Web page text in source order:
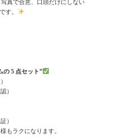
真で合意、口頭だけにしない
す。
の 5 点セット”
）
）
もラクになります。